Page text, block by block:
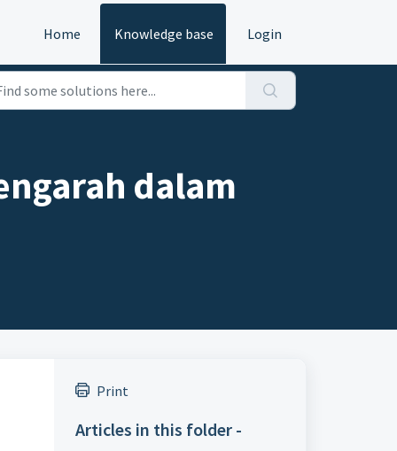
Home Knowledge base Login
dalam
Print
Articles in this folder -